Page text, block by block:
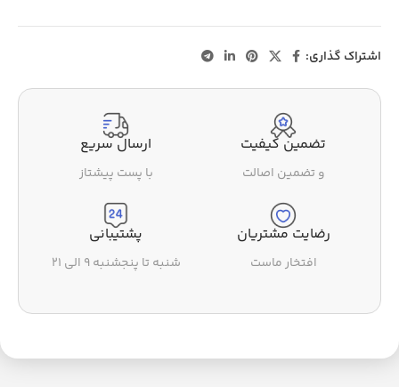
اشتراک گذاری:
تضمین کیفیت
و تضمین اصالت
ارسال سریع
با پست پیشتاز
رضایت مشتریان
افتخار ماست
پشتیبانی
شنبه تا پنجشنبه ۹ الی ۲۱